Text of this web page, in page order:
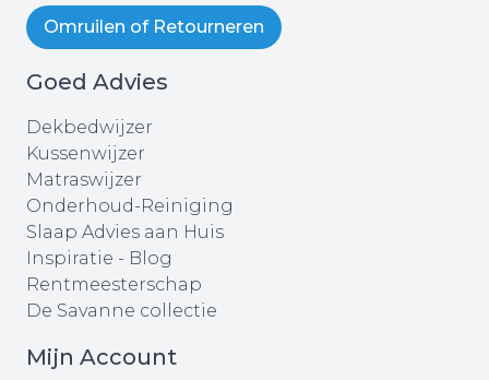
Omruilen of Retourneren
Goed Advies
Dekbedwijzer
Kussenwijzer
Matraswijzer
Onderhoud-Reiniging
Slaap Advies aan Huis
Inspiratie - Blog
Rentmeesterschap
De Savanne collectie
Mijn Account